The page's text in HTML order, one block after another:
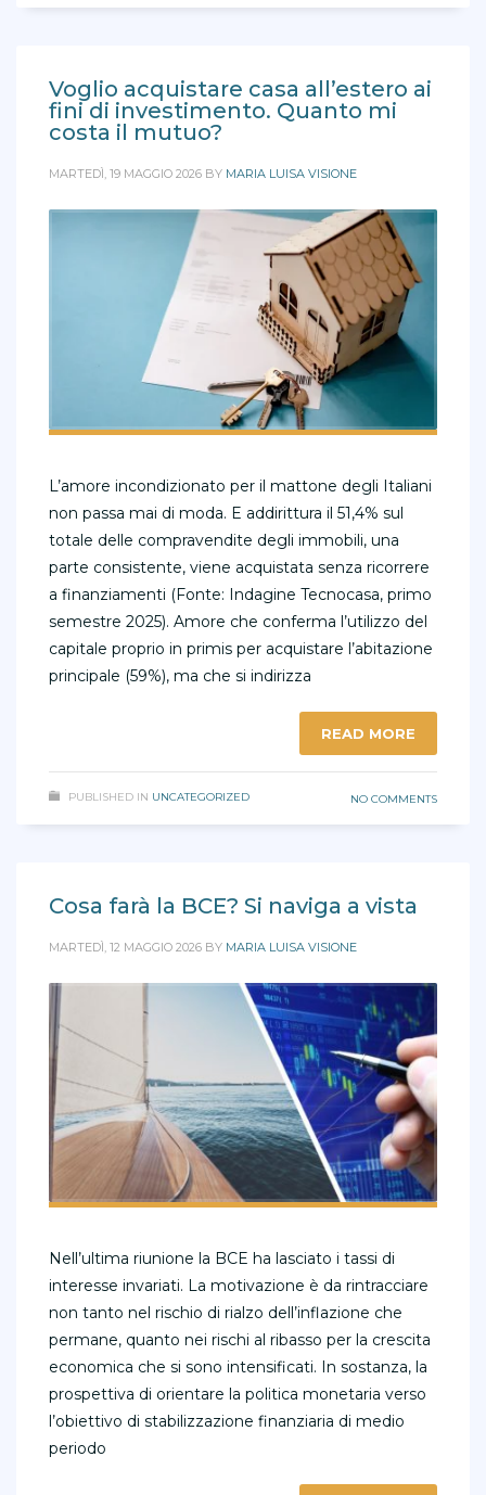
Voglio acquistare casa all’estero ai
fini di investimento. Quanto mi
costa il mutuo?
MARTEDÌ, 19 MAGGIO 2026 BY MARIA LUISA VISIONE
L’amore incondizionato per il mattone degli Italiani
non passa mai di moda. E addirittura il 51,4% sul
totale delle compravendite degli immobili, una
parte consistente, viene acquistata senza ricorrere
a finanziamenti (Fonte: Indagine Tecnocasa, primo
semestre 2025). Amore che conferma l’utilizzo del
capitale proprio in primis per acquistare l’abitazione
principale (59%), ma che si indirizza
READ MORE
PUBLISHED IN UNCATEGORIZED NO COMMENTS
Cosa farà la BCE? Si naviga a vista
MARTEDÌ, 12 MAGGIO 2026 BY MARIA LUISA VISIONE
Nell’ultima riunione la BCE ha lasciato i tassi di
interesse invariati. La motivazione è da rintracciare
non tanto nel rischio di rialzo dell’inflazione che
permane, quanto nei rischi al ribasso per la crescita
economica che si sono intensificati. In sostanza, la
prospettiva di orientare la politica monetaria verso
l’obiettivo di stabilizzazione finanziaria di medio
periodo